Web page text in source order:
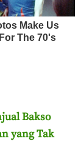
Bakso
yang Tak